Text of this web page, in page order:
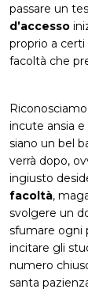
passare un
d’accesso
proprio a certi
facoltà che
incute ansia
siano un bel
verrà dopo,
ingiusto
facoltà,
svolgere un
sfumare ogni
incitare gli
numero
santa